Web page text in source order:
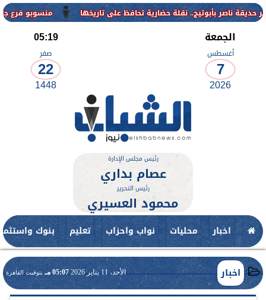
منسوبو فرع جامعة الأزهر
الجمعة
أغسطس
7
2026
05:19
صفر
22
1448
رئيس مجلس الإدارة
عصام بداري
رئيس التحرير
محمود العسيري
اخبار محليات نواب واحزاب تعليم بنوك
اخبار الأحد، 11 يناير 2026 05:07 مـ بتوقيت القاهرة